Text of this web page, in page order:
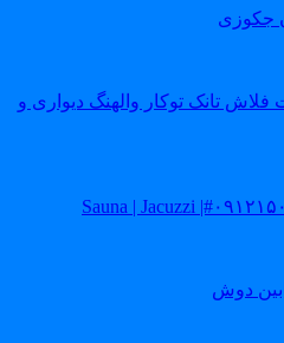
تانک توکار والهنگ دیواری و
دوش